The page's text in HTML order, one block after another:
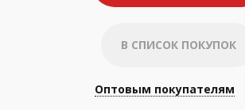
В СПИСОК ПОКУПОК
Оптовым покупателям